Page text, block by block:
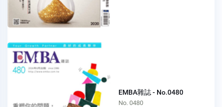
EMBA雜誌 - No.0480
No. 0480